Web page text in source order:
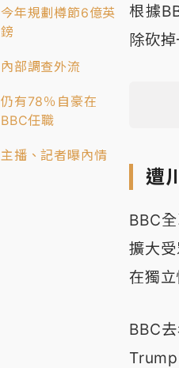
今年規劃樽節6億英
鎊
內部調查外流
仍有78％自豪在
BBC任職
主播、記者曝內情
根據
除砍
遭
BBC
擴大
在獨
BBC